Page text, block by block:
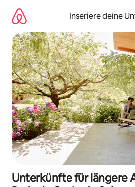
Inhalten
springen
Inseriere deine
Unterkünfte für längere